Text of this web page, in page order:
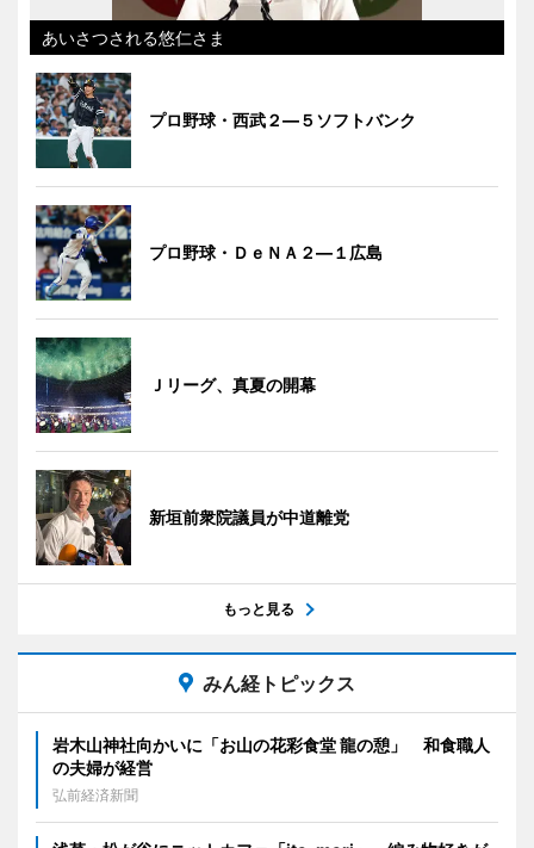
あいさつされる悠仁さま
プロ野球・西武２―５ソフトバンク
プロ野球・ＤｅＮＡ２―１広島
Ｊリーグ、真夏の開幕
新垣前衆院議員が中道離党
もっと見る
みん経トピックス
岩木山神社向かいに「お山の花彩食堂 龍の憩」 和食職人
の夫婦が経営
弘前経済新聞